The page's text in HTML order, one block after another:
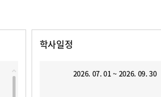
학사일정
2026. 07. 01 ~ 2026. 09. 30